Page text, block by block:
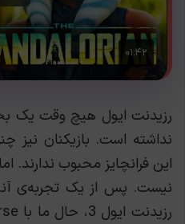
رزیدنت ایول هیچ وقت یک
نداشته است. بازیکنان نیز
این فرانچایز محبوب ندارند.
نیست. پس از یک تجربه‌ی